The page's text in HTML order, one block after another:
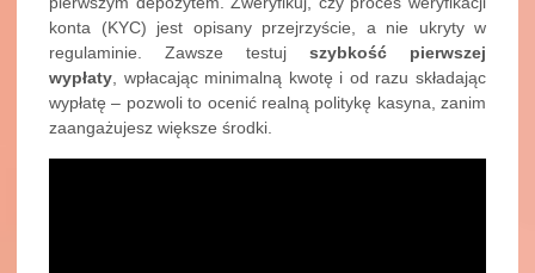
konta (KYC) jest opisany przejrzyście, a nie ukryty w
regulaminie. Zawsze testuj szybkość pierwszej
wypłaty , wpłacając minimalną kwotę i od razu składając
wypłatę – pozwoli to ocenić realną politykę kasyna, zanim
zaangażujesz większe środki.